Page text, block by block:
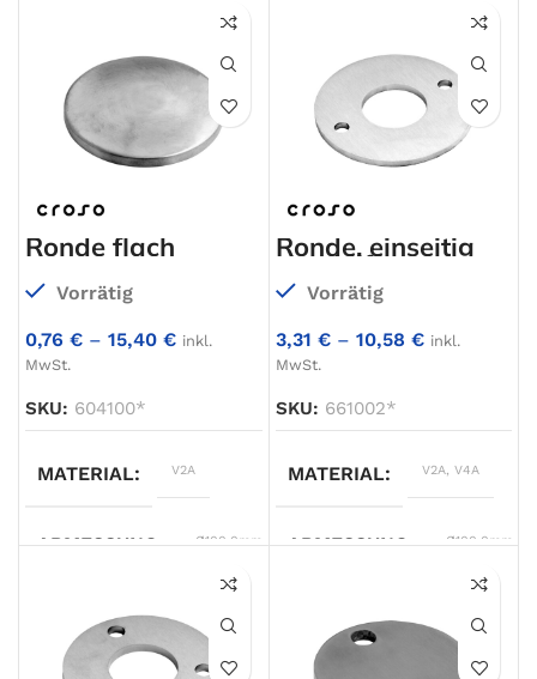
OBERFLÄCHE
einseitig
geschliffen
STÄRKE
OBERFLÄCHE
einseitig
geschliffen
STÄRKE
Ronde flach
Vorrätig
0,76 € – 15,40 € inkl.
MwSt.
SKU: 604100*
MATERIAL V2A
ABMESSUNG Ø100,0mm
Ø140mm
Ø30,0mm
Ø40,0mm
Ø48,0mm
Ronde, einseitig
geschliffen
Vorrätig
3,31 €– 10,58 € inkl.
MwSt.
SKU: 661002*
MATERIAL V2A V4A
ABMESSUNG Ø100,0mm
Ø140,0mm
Ø70,0mm
Ø90,0mm